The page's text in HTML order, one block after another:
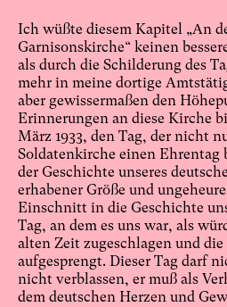
Ich wüßte diesem Kapitel „An
Garnisonskirche“ keinen
als durch die Schilderung des
mehr in meine dortige
aber gewissermaßen den
Erinnerungen an diese Kirche
März 1933, den Tag, der nicht
Soldatenkirche einen Ehrentag
der Geschichte unseres
erhabener Größe und
Einschnitt in die Geschichte
Tag, an dem es uns war, als
alten Zeit zugeschlagen und
aufgesprengt. Dieser Tag darf
nicht verblassen, er muß als
dem deutschen Herzen und